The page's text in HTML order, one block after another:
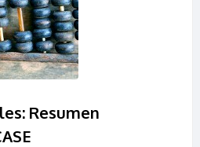
Resumen